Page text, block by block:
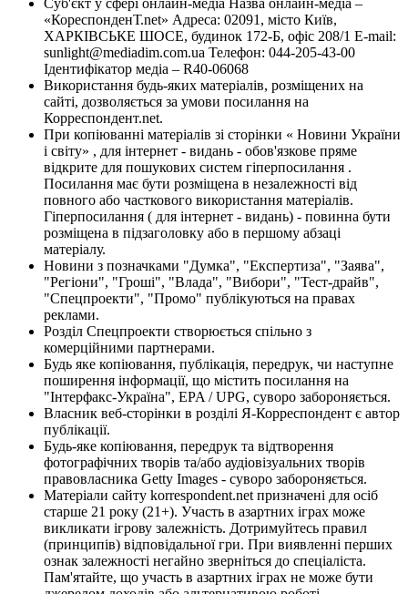
«КореспонденТ.net» Адреса: 02091, місто Київ,
ХАРКІВСЬКЕ ШОСЕ, будинок 172-Б, офіс 208/1 E-mail:
sunlight@mediadim.com.ua Телефон: 044-205-43-00
Ідентифікатор медіа – R40-06068
Використання будь-яких матеріалів, розміщених на
сайті, дозволяється за умови посилання на
Корреспондент.net.
При копіюванні матеріалів зі сторінки « Новини України
і світу» , для інтернет - видань - обов'язкове пряме
відкрите для пошукових систем гіперпосилання .
Посилання має бути розміщена в незалежності від
повного або часткового використання матеріалів.
Гіперпосилання ( для інтернет - видань) - повинна бути
розміщена в підзаголовку або в першому абзаці
матеріалу.
Новини з позначками "Думка", "Експертиза", "Заява",
"Регіони", "Гроші", "Влада", "Вибори", "Тест-драйв",
"Спецпроекти", "Промо" публікуються на правах
реклами.
Розділ Спецпроекти створюється спільно з
комерційними партнерами.
Будь яке копіювання, публікація, передрук, чи наступне
поширення інформації, що містить посилання на
"Інтерфакс-Україна", EPA / UPG, суворо забороняється.
Власник веб-сторінки в розділі Я-Корреспондент є автор
публікації.
Будь-яке копіювання, передрук та відтворення
фотографічних творів та/або аудіовізуальних творів
правовласника Getty Images - суворо забороняється.
Матеріали сайту korrespondent.net призначені для осіб
старше 21 року (21+). Участь в азартних іграх може
викликати ігрову залежність. Дотримуйтесь правил
(принципів) відповідальної гри. При виявленні перших
ознак залежності негайно зверніться до спеціаліста.
Пам'ятайте, що участь в азартних іграх не може бути